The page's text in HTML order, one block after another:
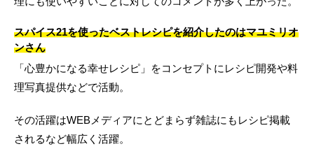
スパイス21を使ったベストレシピを紹介したのはマユミリオ
ンさん
「心豊かになる幸せレシピ」をコンセプトにレシピ開発や料
理写真提供などで活動。
その活躍はWEBメディアにとどまらず雑誌にもレシピ掲載
されるなど幅広く活躍。